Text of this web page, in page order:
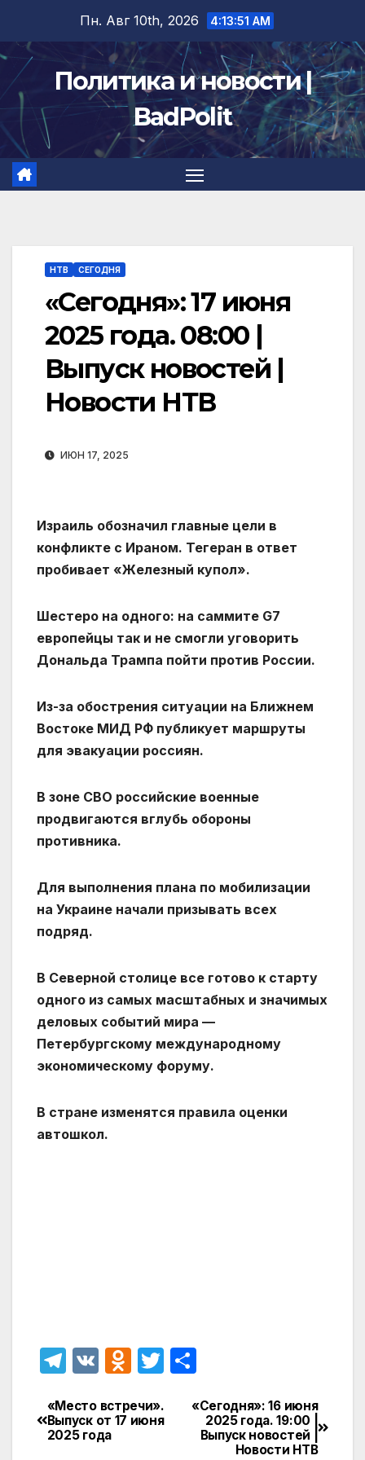
содержимому
Пн. Авг 10th, 2026 4:13:52 AM
Политика и новости |
BadPolit
НТВ СЕГОДНЯ
«Сегодня»: 17 июня
2025 года. 08:00 |
Выпуск новостей |
Новости НТВ
ИЮН 17, 2025
Израиль обозначил главные цели в
конфликте с Ираном. Тегеран в ответ
пробивает «Железный купол».
Шестеро на одного: на саммите G7
европейцы так и не смогли уговорить
Дональда Трампа пойти против России.
Из-за обострения ситуации на Ближнем
Востоке МИД РФ публикует маршруты
для эвакуации россиян.
В зоне СВО российские военные
продвигаются вглубь обороны
противника.
Для выполнения плана по мобилизации
на Украине начали призывать всех
подряд.
В Северной столице все готово к старту
одного из самых масштабных и значимых
деловых событий мира —
Петербургскому международному
экономическому форуму.
В стране изменятся правила оценки
автошкол.
T
e
gr
V
O
n
T
itt
п
р
Навигация
по
«Сегодня»: 16 июня
2025 года. 19:00 |
Выпуск новостей |
Новости НТВ
«Место встречи».
Выпуск от 17 июня
2025 года